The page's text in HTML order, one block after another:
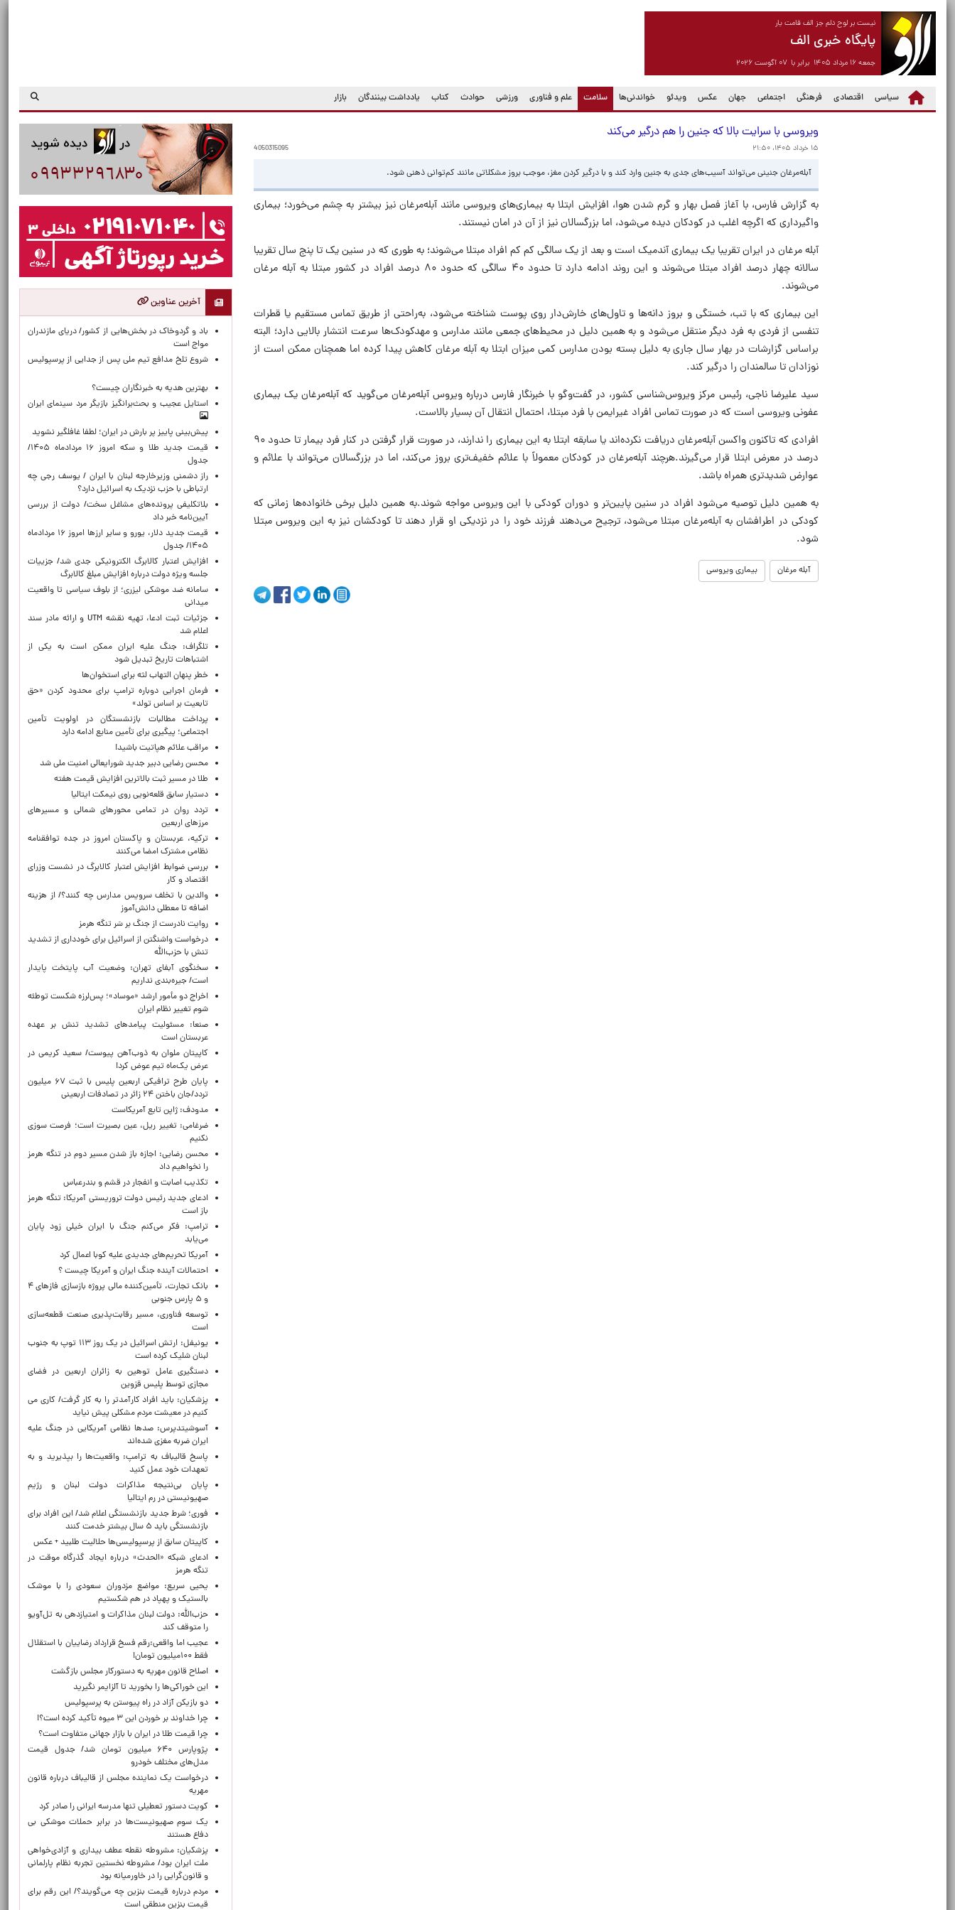
نیست بر لوح دلم جز الف قامت یار
پایگاه خبری الف
جمعه ۱۶ مرداد ۱۴۰۵ برابر با ۰۷ آگوست ۲۰۲۶
سیاسی اقتصادی فرهنگی اجتماعی جهان عکس ویدئو خواندنی‌ها سلامت
(current) علم و فناوری ورزشی حوادث کتاب یادداشت بینندگان بازار
ویروسی با سرایت بالا که جنین را هم درگیر می‌کند
۱۵ خرداد ۱۴۰۵، ۲۱:۵۰ 4050315095
آبله‌مرغان جنینی می‌تواند آسیب‌های جدی به جنین وارد کند و با درگیر کردن مغز، موجب بروز مشکلاتی مانند کم‌توانی ذهنی شود.
به گزارش فارس، با آغاز فصل بهار و گرم شدن هوا، افزایش ابتلا به بیماری‌های ویروسی مانند آبله‌مرغان نیز بیشتر به چشم می‌خورد؛ بیماری
واگیرداری که اگرچه اغلب در کودکان دیده می‌شود، اما بزرگسالان نیز از آن در امان نیستند.
آبله مرغان در ایران تقریبا یک بیماری آندمیک است و بعد از یک سالگی کم کم افراد مبتلا می‌شوند؛ به طوری که در سنین یک تا پنج سال تقریبا
سالانه چهار درصد افراد مبتلا می‌شوند و این روند ادامه دارد تا حدود ۴۰ سالگی که حدود ۸۰ درصد افراد در کشور مبتلا به آبله مرغان
می‌شوند.
این بیماری که با تب، خستگی و بروز دانه‌ها و تاول‌های خارش‌دار روی پوست شناخته می‌شود، به‌راحتی از طریق تماس مستقیم یا قطرات
تنفسی از فردی به فرد دیگر منتقل می‌شود و به همین دلیل در محیط‌های جمعی مانند مدارس و مهدکودک‌ها سرعت انتشار بالایی دارد؛ البته
براساس گزارشات در بهار سال جاری به دلیل بسته بودن مدارس کمی میزان ابتلا به آبله مرغان کاهش پیدا کرده اما همچنان ممکن است از
نوزادان تا سالمندان را درگیر کند.
سید علیرضا ناجی، رئیس مرکز ویروس‌شناسی کشور، در گفت‌وگو با خبرنگار فارس درباره ویروس آبله‌مرغان می‌گوید که آبله‌مرغان یک بیماری
عفونی ویروسی است که در صورت تماس افراد غیرایمن با فرد مبتلا، احتمال انتقال آن بسیار بالاست.
افرادی که تاکنون واکسن آبله‌مرغان دریافت نکرده‌اند یا سابقه ابتلا به این بیماری را ندارند، در صورت قرار گرفتن در کنار فرد بیمار تا حدود ۹۰
درصد در معرض ابتلا قرار می‌گیرند.هرچند آبله‌مرغان در کودکان معمولاً با علائم خفیف‌تری بروز می‌کند، اما در بزرگسالان می‌تواند با علائم و
عوارض شدیدتری همراه باشد.
به همین دلیل توصیه می‌شود افراد در سنین پایین‌تر و دوران کودکی با این ویروس مواجه شوند.به همین دلیل برخی خانواده‌ها زمانی که
کودکی در اطرافشان به آبله‌مرغان مبتلا می‌شود، ترجیح می‌دهند فرزند خود را در نزدیکی او قرار دهند تا کودکشان نیز به این ویروس مبتلا
شود.
آبله مرغان بیماری ویروسی
آخرین عناوین
باد و گردوخاک در بخش‌هایی از کشور/ دریای مازندران
مواج است
شروع تلخ مدافع تیم ملی پس از جدایی از پرسپولیس
بهترین هدیه به خبرنگاران چیست؟
استایل عجیب و بحث‌برانگیز بازیگر مرد سینمای ایران
پیش‌بینی پاییز پر بارش در ایران؛ لطفا غافلگیر نشوید
قیمت جدید طلا و سکه امروز ۱۶ مردادماه ۱۴۰۵/
جدول
راز دشمنی وزیرخارجه لبنان با ایران / یوسف رجی چه
ارتباطی با حزب نزدیک به اسرائیل دارد؟
بلاتکلیفی پرونده‌های مشاغل سخت/ دولت از بررسی
آیین‌نامه خبر داد
قیمت جدید دلار، یورو و سایر ارزها امروز ۱۶ مردادماه
۱۴۰۵/ جدول
افزایش اعتبار کالابرگ الکترونیکی جدی شد/ جزییات
جلسه ویژه دولت درباره افزایش مبلغ کالابرگ
سامانه ضد موشکی لیزری؛ از بلوف سیاسی تا واقعیت
میدانی
جزئیات ثبت ادعا، تهیه نقشه UTM و ارائه مادر سند
اعلام شد
تلگراف: جنگ علیه ایران ممکن است به یکی از
اشتباهات تاریخ تبدیل شود
خطر پنهان التهاب لثه برای استخوان‌ها
فرمان اجرایی دوباره ترامپ برای محدود کردن «حق
تابعیت بر اساس تولد»
پرداخت مطالبات بازنشستگان در اولویت تأمین
اجتماعی؛ پیگیری برای تأمین منابع ادامه دارد
مراقب علائم هپاتیت باشید!
محسن رضایی دبیر جدید شورایعالی امنیت ملی شد
طلا در مسیر ثبت بالاترین افزایش قیمت هفته
دستیار سابق قلعه‌نویی روی نیمکت ایتالیا
تردد روان در تمامی محورهای شمالی و مسیرهای
مرزهای اربعین
ترکیه، عربستان و پاکستان امروز در جده توافقنامه
نظامی مشترک امضا می‌کنند
بررسی ضوابط افزایش اعتبار کالابرگ در نشست وزرای
اقتصاد و کار
والدین با تخلف سرویس مدارس چه کنند؟/ از هزینه
اضافه تا معطلی دانش‌آموز
روایت نادرست از جنگ بر سَر تنگه هرمز
درخواست واشنگتن از اسرائیل برای خودداری از تشدید
تنش با حزب‌الله
سخنگوی آبفای تهران: وضعیت آب پایتخت پایدار
است/ جیره‌بندی نداریم
اخراج دو مأمور ارشد «موساد»؛ پس‌لرزه شکست توطئه
شوم تغییر نظام ایران
صنعا: مسئولیت پیامدهای تشدید تنش بر عهده
عربستان است
کاپیتان ملوان به ذوب‌آهن پیوست/ سعید کریمی در
عرض یک‌ماه تیم عوض کرد!
پایان طرح ترافیکی اربعین پلیس با ثبت ۶۷ میلیون
تردد/جان باختن ۲۴ زائر در تصادفات اربعینی
مدودف: ژاپن تابع آمریکاست
ضرغامی: تغییر ریل، عین بصیرت است؛ فرصت سوزی
نکنیم
محسن رضایی: اجازه باز شدن مسیر دوم در تنگه هرمز
را نخواهیم داد
تکذیب اصابت و انفجار در قشم و بندرعباس
ادعای جدید رئیس دولت تروریستی آمریکا: تنگه هرمز
باز است
ترامپ: فکر می‌کنم جنگ با ایران خیلی زود پایان
می‌یابد
آمریکا تحریم‌های جدیدی علیه کوبا اعمال کرد
احتمالات آینده جنگ ایران و آمریکا چیست ؟
بانک تجارت، تأمین‌کننده مالی پروژه بازسازی فازهای ۴
و ۵ پارس جنوبی
توسعه فناوری، مسیر رقابت‌پذیری صنعت قطعه‌سازی
است
یونیفل: ارتش اسرائیل در یک روز ۱۱۳ توپ به جنوب
لبنان شلیک کرده است
دستگیری عامل توهین به زائران اربعین در فضای
مجازی توسط پلیس قزوین
پزشکیان: باید افراد کارآمدتر را به کار گرفت/ کاری می
کنیم در معیشت مردم مشکلی پیش نیاید
آسوشیتدپرس: صدها نظامی آمریکایی در جنگ علیه
ایران ضربه مغزی شده‌اند
پاسخ قالیباف به ترامپ: واقعیت‌ها را بپذیرید و به
تعهدات خود عمل کنید
پایان بی‌نتیجه مذاکرات دولت لبنان و رژیم
صهیونیستی در رم ایتالیا
فوری؛ شرط جدید بازنشستگی اعلام شد/ این افراد برای
بازنشستگی باید ۵ سال بیشتر خدمت کنند
کاپیتان سابق از پرسپولیسی‌ها حلالیت طلبید + عکس
ادعای شبکه «الحدث» درباره ایجاد گذرگاه موقت در
تنگه هرمز
یحیی سریع: مواضع مزدوران سعودی را با موشک
بالستیک و پهپاد در هم شکستیم
حزب‌الله: دولت لبنان مذاکرات و امتیازدهی به تل‌آویو
را متوقف کند
عجیب اما واقعی:رقم فسخ قرارداد رضاییان با استقلال
فقط ۱۰۰میلیون تومان!
اصلاح قانون مهریه به دستورکار مجلس بازگشت
این خوراکی‌ها را بخورید تا آلزایمر نگیرید
دو بازیکن آزاد در راه پیوستن به پرسپولیس
چرا خداوند بر خوردن این ۳ میوه تأکید کرده است؟!
چرا قیمت طلا در ایران با بازار جهانی متفاوت است؟
پژوپارس ۶۴۰ میلیون تومان شد/ جدول قیمت
مدل‌های مختلف خودرو
درخواست یک نماینده مجلس از قالیباف درباره قانون
مهریه
کویت دستور تعطیلی تنها مدرسه ایرانی را صادر کرد
یک‌ سوم صهیونیست‌ها در برابر حملات موشکی بی
دفاع هستند
پزشکیان: مشروطه نقطه عطف بیداری و آزادی‌خواهی
ملت ایران بود/ مشروطه نخستین تجربه نظام پارلمانی
و قانون‌گرایی را در خاورمیانه بود
مردم درباره قیمت بنزین چه می‌گویند؟/ این رقم برای
قیمت بنزین منطقی است